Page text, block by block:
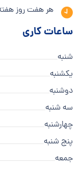
هر هفت روز هفته: 9.00 -
ساعات کاری
شنبه
یکشنبه
دوشنبه
سه شنبه
چهارشنبه
پنج شنبه
جمعه